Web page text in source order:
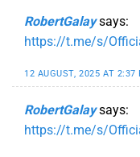
RobertGalay says:
https://t.me/s/
12 AUGUST, 2025 AT 2:37
RobertGalay says:
https://t.me/s/